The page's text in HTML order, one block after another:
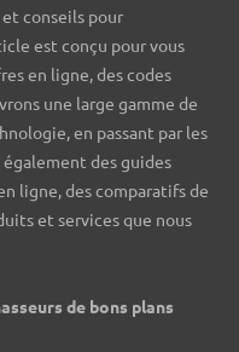
conseils pour
est conçu pour vous
en ligne, des codes
une large gamme de
en passant par les
des guides
ligne, des comparatifs de
et services que nous
de bons plans